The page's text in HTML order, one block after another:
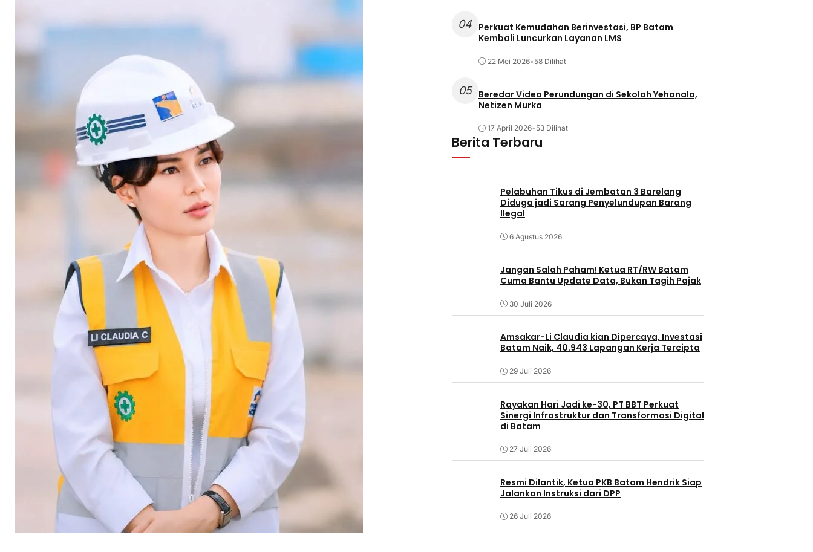
04 Perkuat Kemudahan Berinvestasi, BP Batam
Kembali Luncurkan Layanan LMS
22 Mei 2026• 58 Dilihat
05
Beredar Video Perundungan di Sekolah Yehonala,
Netizen Murka
17 April 2026• 53 Dilihat
Berita Terbaru
Pelabuhan Tikus di Jembatan 3 Barelang
Diduga jadi Sarang Penyelundupan Barang
Ilegal
6 Agustus 2026
Jangan Salah Paham! Ketua RT/RW Batam
Cuma Bantu Update Data, Bukan Tagih Pajak
30 Juli 2026
Amsakar-Li Claudia kian Dipercaya, Investasi
Batam Naik, 40.943 Lapangan Kerja Tercipta
29 Juli 2026
Rayakan Hari Jadi ke-30, PT BBT Perkuat
Sinergi Infrastruktur dan Transformasi Digital
di Batam
27 Juli 2026
Resmi Dilantik, Ketua PKB Batam Hendrik Siap
Jalankan Instruksi dari DPP
26 Juli 2026